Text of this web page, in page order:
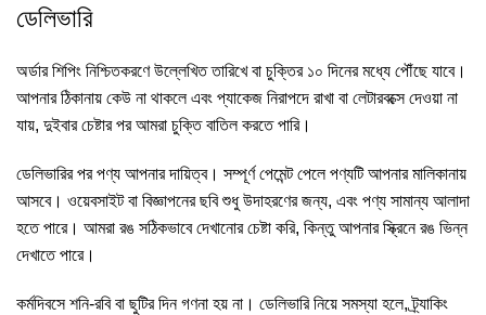
ডেলিভারি
অর্ডার শিপিং নিশ্চিতকরণে উল্লেখিত তারিখে বা চুক্তির ১০ দিনের মধ্যে পৌঁছে যাবে।
আপনার ঠিকানায় কেউ না থাকলে এবং প্যাকেজ নিরাপদে রাখা বা লেটারবক্সে দেওয়া না
যায়, দুইবার চেষ্টার পর আমরা চুক্তি বাতিল করতে পারি।
ডেলিভারির পর পণ্য আপনার দায়িত্ব। সম্পূর্ণ পেমেন্ট পেলে পণ্যটি আপনার মালিকানায়
আসবে। ওয়েবসাইট বা বিজ্ঞাপনের ছবি শুধু উদাহরণের জন্য, এবং পণ্য সামান্য আলাদা
হতে পারে। আমরা রঙ সঠিকভাবে দেখানোর চেষ্টা করি, কিন্তু আপনার স্ক্রিনে রঙ ভিন্ন
দেখাতে পারে।
কর্মদিবসে শনি-রবি বা ছুটির দিন গণনা হয় না। ডেলিভারি নিয়ে সমস্যা হলে, ট্র্যাকিং